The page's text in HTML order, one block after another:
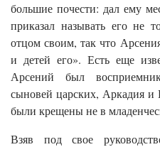
большие почести: дал ему
приказал называть его не
отцом своим, так что
и детей его». Есть еще
Арсений был
сыновей царских, Аркадия и
были крещены не в
Взяв под свое